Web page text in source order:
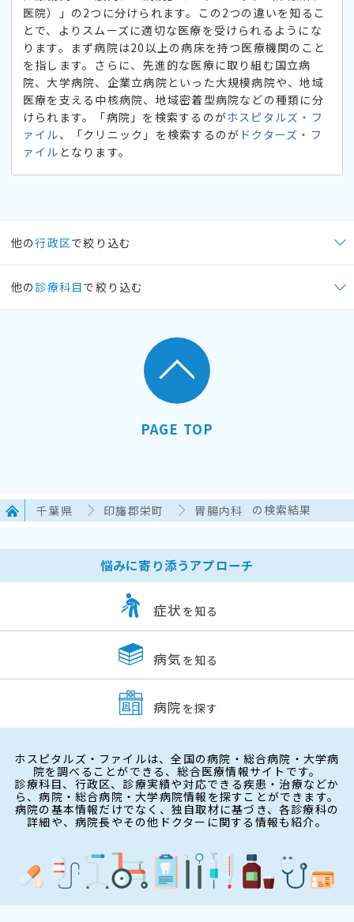
医院）」の2つに分けられます。この2つの違いを知るこ
とで、よりスムーズに適切な医療を受けられるようにな
ります。まず病院は20以上の病床を持つ医療機関のこと
を指します。さらに、先進的な医療に取り組む国立病
院、大学病院、企業立病院といった大規模病院や、地域
医療を支える中核病院、地域密着型病院などの種類に分
けられます。「病院」を検索するのがホスピタルズ・フ
ァイル、「クリニック」を検索するのが ドクターズ・フ
ァイル となります。
他の行政区で絞り込む
他の 診療科目で絞り込む
PAGE TOP
千葉県 印旛郡栄町 胃腸内科 の検索結果
悩みに寄り添うアプローチ
症状 を知る
病気 を知る
病院 を探す
ホスピタルズ・ファイルは、全国の病院・総合病院・大学病
院を調べることができる、総合医療情報サイトです。
診療科目、行政区、診療実績や対応できる疾患・治療などか
ら、病院・総合病院・大学病院情報を探すことができます。
病院の基本情報だけでなく、独自取材に基づき、各診療科の
詳細や、病院長やその他ドクターに関する情報も紹介。